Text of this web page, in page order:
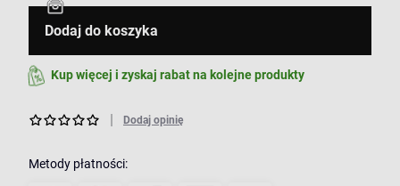
Dodaj do koszyka
Kup więcej i zyskaj rabat na kolejne produkty
Dodaj opinię
Metody płatności: